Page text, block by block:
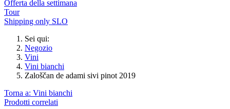
Offerta della settimana
Tour
Shipping only SLO
Sei qui:
Negozio
Vini
Vini bianchi
Zaloščan de adami sivi pinot 2019
Torna a: Vini bianchi
Prodotti correlati